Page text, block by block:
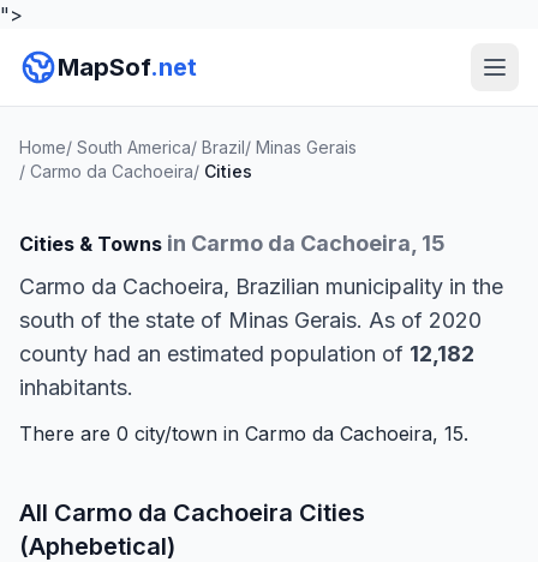
">
MapSof.net
Home/ South America/ Brazil/ Minas Gerais
/ Carmo da Cachoeira/ Cities
Cities & Towns in Carmo da Cachoeira, 15
Carmo da Cachoeira, Brazilian municipality in the
south of the state of Minas Gerais. As of 2020
county had an estimated population of 12,182
inhabitants.
There are 0 city/town in Carmo da Cachoeira, 15.
All Carmo da Cachoeira Cities
(Aphebetical)